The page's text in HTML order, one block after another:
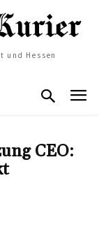
und Hessen
CEO: